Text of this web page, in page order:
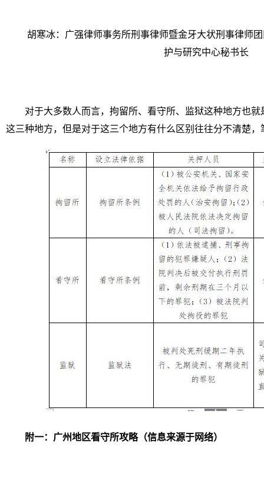
胡寒冰：广强律师事务所刑事律师暨金牙大状刑事律师
护与研究中心秘书长
对于大多数人而言，拘留所、看守所、监狱这种地方也
这三种地方，但是对于这三个地方有什么区别往往分不清楚
附一：广州地区看守所攻略（信息来源于网络）